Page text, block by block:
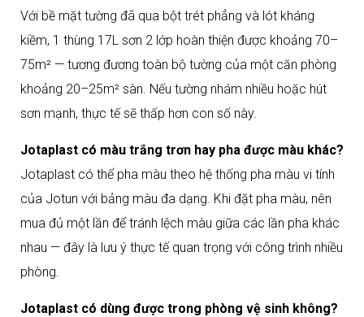
Với bề mặt tường đã qua bột trét phẳng và lót kháng
kiềm, 1 thùng 17L sơn 2 lớp hoàn thiện được khoảng 70–
75m² — tương đương toàn bộ tường của một căn phòng
khoảng 20–25m² sàn. Nếu tường nhám nhiều hoặc hút
sơn mạnh, thực tế sẽ thấp hơn con số này.
Jotaplast có màu trắng trơn hay pha được màu khác?
Jotaplast có thể pha màu theo hệ thống pha màu vi tính
của Jotun với bảng màu đa dạng. Khi đặt pha màu, nên
mua đủ một lần để tránh lệch màu giữa các lần pha khác
nhau — đây là lưu ý thực tế quan trọng với công trình nhiều
phòng.
Jotaplast có dùng được trong phòng vệ sinh không?